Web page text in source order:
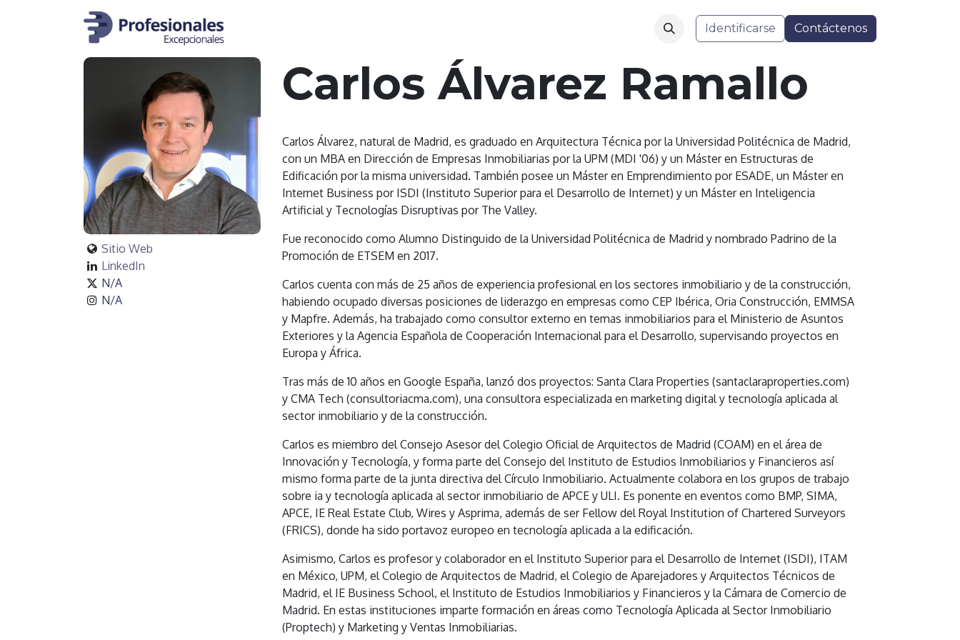
Identificarse Contáctenos
Sitio Web
LinkedIn
N/A
N/A
Carlos Álvarez Ramallo
Carlos Álvarez, natural de Madrid, es graduado en Arquitectura Técnica por la Universidad Politécnica de Madrid,
con un MBA en Dirección de Empresas Inmobiliarias por la UPM (MDI '06) y un Máster en Estructuras de
Edificación por la misma universidad. También posee un Máster en Emprendimiento por ESADE, un Máster en
Internet Business por ISDI (Instituto Superior para el Desarrollo de Internet) y un Máster en Inteligencia
Artificial y Tecnologías Disruptivas por The Valley.
Fue reconocido como Alumno Distinguido de la Universidad Politécnica de Madrid y nombrado Padrino de la
Promoción de ETSEM en 2017.
Carlos cuenta con más de 25 años de experiencia profesional en los sectores inmobiliario y de la construcción,
habiendo ocupado diversas posiciones de liderazgo en empresas como CEP Ibérica, Oria Construcción, EMMSA
y Mapfre. Además, ha trabajado como consultor externo en temas inmobiliarios para el Ministerio de Asuntos
Exteriores y la Agencia Española de Cooperación Internacional para el Desarrollo, supervisando proyectos en
Europa y África.
Tras más de 10 años en Google España, lanzó dos proyectos: Santa Clara Properties (santaclaraproperties.com)
y CMA Tech (consultoriacma.com), una consultora especializada en marketing digital y tecnología aplicada al
sector inmobiliario y de la construcción.
Carlos es miembro del Consejo Asesor del Colegio Oficial de Arquitectos de Madrid (COAM) en el área de
Innovación y Tecnología, y forma parte del Consejo del Instituto de Estudios Inmobiliarios y Financieros así
mismo forma parte de la junta directiva del Círculo Inmobiliario. Actualmente colabora en los grupos de trabajo
sobre ia y tecnología aplicada al sector inmobiliario de APCE y ULI. Es ponente en eventos como BMP, SIMA,
APCE, IE Real Estate Club, Wires y Asprima, además de ser Fellow del Royal Institution of Chartered Surveyors
(FRICS), donde ha sido portavoz europeo en tecnología aplicada a la edificación.
Asimismo, Carlos es profesor y colaborador en el Instituto Superior para el Desarrollo de Internet (ISDI), ITAM
en México, UPM, el Colegio de Arquitectos de Madrid, el Colegio de Aparejadores y Arquitectos Técnicos de
Madrid, el IE Business School, el Instituto de Estudios Inmobiliarios y Financieros y la Cámara de Comercio de
Madrid. En estas instituciones imparte formación en áreas como Tecnología Aplicada al Sector Inmobiliario
(Proptech) y Marketing y Ventas Inmobiliarias.